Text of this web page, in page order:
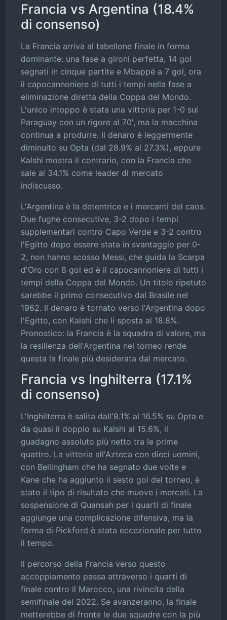
Francia vs Argentina (18.4%
di consenso)
La Francia arriva al tabellone finale in forma
dominante: una fase a gironi perfetta, 14 gol
segnati in cinque partite e Mbappé a 7 gol, ora
il capocannoniere di tutti i tempi nella fase a
eliminazione diretta della Coppa del Mondo.
L'unico intoppo è stata una vittoria per 1-0 sul
Paraguay con un rigore al 70', ma la macchina
continua a produrre. Il denaro è leggermente
diminuito su Opta (dal 28.9% al 27.3%), eppure
Kalshi mostra il contrario, con la Francia che
sale al 34.1% come leader di mercato
indiscusso.
L'Argentina è la detentrice e i mercanti del caos.
Due fughe consecutive, 3-2 dopo i tempi
supplementari contro Capo Verde e 3-2 contro
l'Egitto dopo essere stata in svantaggio per 0-
2, non hanno scosso Messi, che guida la Scarpa
d'Oro con 8 gol ed è il capocannoniere di tutti i
tempi della Coppa del Mondo. Un titolo ripetuto
sarebbe il primo consecutivo dal Brasile nel
1962. Il denaro è tornato verso l'Argentina dopo
l'Egitto, con Kalshi che li sposta al 18.8%.
Pronostico: la Francia è la squadra di valore, ma
la resilienza dell'Argentina nel torneo rende
questa la finale più desiderata dal mercato.
Francia vs Inghilterra (17.1%
di consenso)
L'Inghilterra è salita dall'8.1% al 16.5% su Opta e
da quasi il doppio su Kalshi al 15.6%, il
guadagno assoluto più netto tra le prime
quattro. La vittoria all'Azteca con dieci uomini,
con Bellingham che ha segnato due volte e
Kane che ha aggiunto il sesto gol del torneo, è
stato il tipo di risultato che muove i mercati. La
sospensione di Quansah per i quarti di finale
aggiunge una complicazione difensiva, ma la
forma di Pickford è stata eccezionale per tutto
il tempo.
Il percorso della Francia verso questo
accoppiamento passa attraverso i quarti di
finale contro il Marocco, una rivincita della
semifinale del 2022. Se avanzeranno, la finale
metterebbe di fronte le due squadre con la più